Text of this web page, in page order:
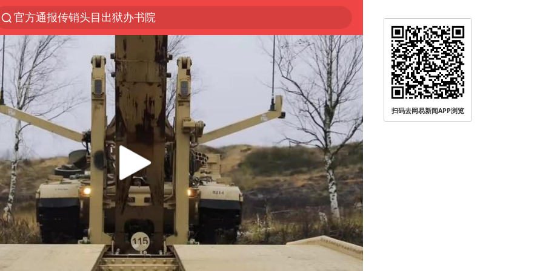
官方通报传销头目出狱办书院
服务提质，内需扩容有保障
普京宣布多项人事调整
美股收盘：道指再创历史新高
22岁女生南太行山失联已十天
人贩子“梅姨”真名谢家梅
宝妈回应打疫苗护士被指不专业
强台风白海豚逐渐向我国靠近
被一条街帮助的“煎饼叔叔”去世
为鼓励女儿 41岁妈妈考上985研究生
蜜雪冰城员工抽烟收银 门店现已停业
扫码去网易新闻APP浏览